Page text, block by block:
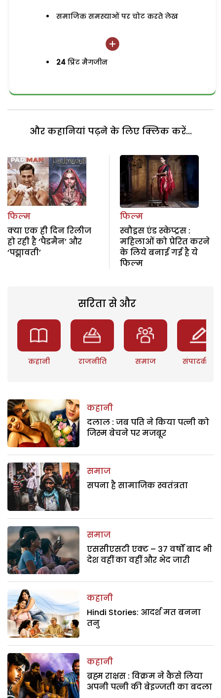
समाजिक समस्याओं पर चोट करते लेख
24 प्रिंट मैगजीन
और कहानियां पढ़ने के लिए क्लिक करें...
फिल्म
क्या एक ही दिन रिलीज
हो रही है ‘पैडमैन’ और
‘पद्मावती’
फिल्म
स्वौड्रस एंड स्केप्ट्रस :
महिलाओं को प्रेरित करने
के लिये बनाई गई है ये
फिल्म
सरिता से और
कहानी राजनीति समाज संपादकीय
कहानी
दलाल : जब पति ने किया पत्नी को
जिस्म बेचने पर मजबूर
समाज
सपना है सामाजिक स्वतंत्रता
समाज
एससीएसटी एक्ट – 37 वर्षों बाद भी
देश वहीं का वहीं और भेद जारी
कहानी
Hindi Stories: आदर्श मत बनना
तनु
कहानी
ब्रह्म राक्षस : विक्रम ने कैसे लिया
अपनी पत्नी की बेइज्जती का बदला